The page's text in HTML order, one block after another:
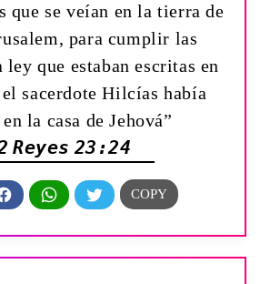
que se veían en la tierra de
para cumplir las
ley que estaban escritas en
sacerdote Hilcías había
la casa de Jehová”
Reyes 23:24